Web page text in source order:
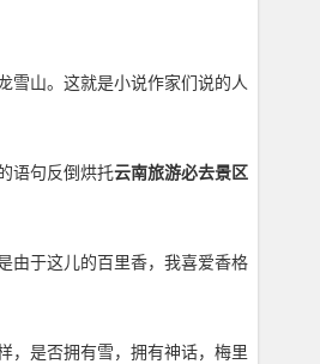
雪山。这就是小说作家们说的人
语句反倒烘托云南旅游必去景区
由于这儿的百里香，我喜爱香格
，是否拥有雪，拥有神话，梅里